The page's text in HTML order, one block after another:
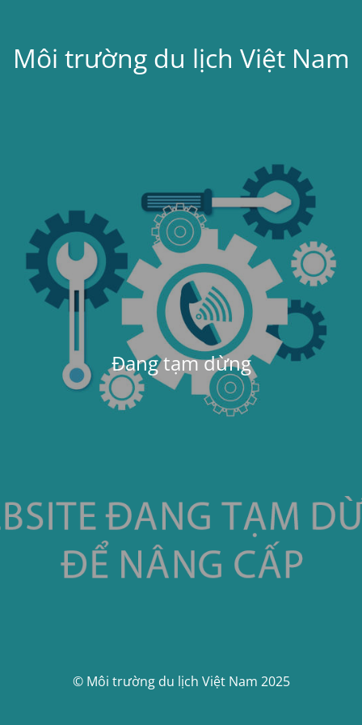
Môi trường du lịch Việt Nam
Đang tạm dừng
© Môi trường du lịch Việt Nam 2025